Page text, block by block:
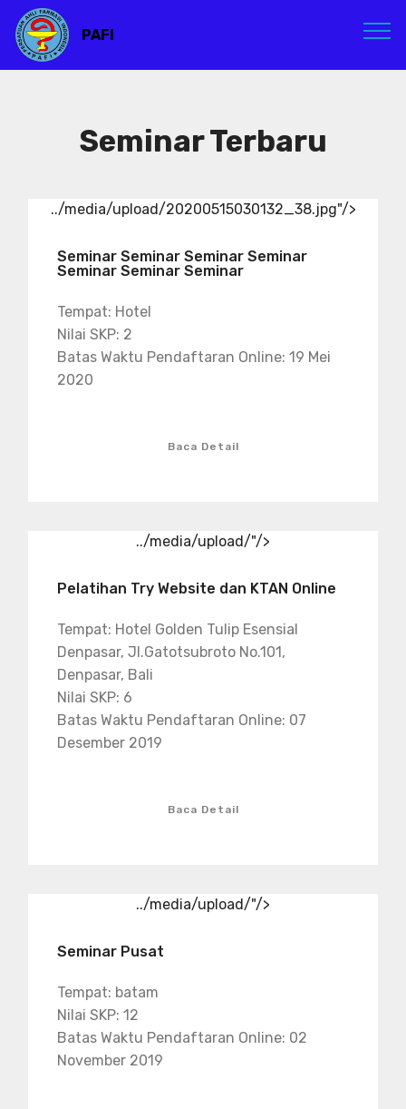
PAFI
Seminar Terbaru
../media/upload/20200515030132_38.jpg"/>
Seminar Seminar Seminar Seminar
Seminar Seminar Seminar
Tempat: Hotel
Nilai SKP: 2
Batas Waktu Pendaftaran Online: 19 Mei
2020
Baca Detail
../media/upload/"/>
Pelatihan Try Website dan KTAN Online
Tempat: Hotel Golden Tulip Esensial
Denpasar, Jl.Gatotsubroto No.101,
Denpasar, Bali
Nilai SKP: 6
Batas Waktu Pendaftaran Online: 07
Desember 2019
Baca Detail
../media/upload/"/>
Seminar Pusat
Tempat: batam
Nilai SKP: 12
Batas Waktu Pendaftaran Online: 02
November 2019